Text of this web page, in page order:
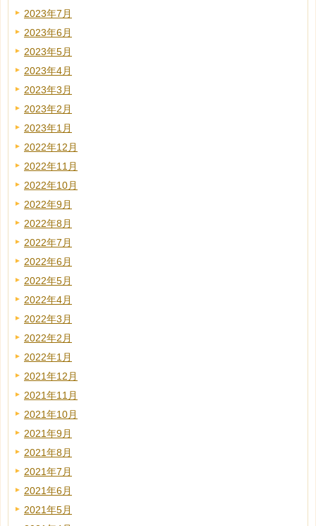
2023年7月
2023年6月
2023年5月
2023年4月
2023年3月
2023年2月
2023年1月
2022年12月
2022年11月
2022年10月
2022年9月
2022年8月
2022年7月
2022年6月
2022年5月
2022年4月
2022年3月
2022年2月
2022年1月
2021年12月
2021年11月
2021年10月
2021年9月
2021年8月
2021年7月
2021年6月
2021年5月